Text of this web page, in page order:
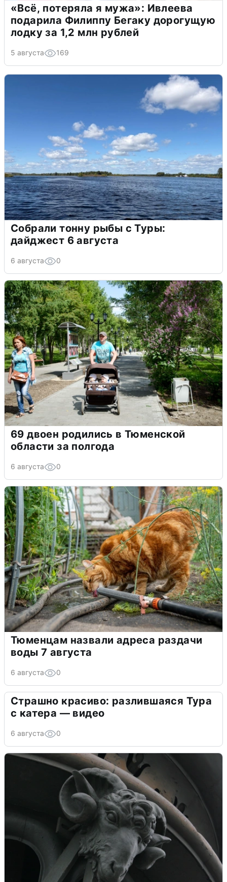
«Всё, потеряла я мужа»: Ивлеева
подарила Филиппу Бегаку дорогущую
лодку за 1,2 млн рублей
5 августа 169
Собрали тонну рыбы с Туры:
дайджест 6 августа
6 августа 0
69 двоен родились в Тюменской
области за полгода
6 августа 0
Тюменцам назвали адреса раздачи
воды 7 августа
6 августа 0
Страшно красиво: разлившаяся Тура
с катера — видео
6 августа 0